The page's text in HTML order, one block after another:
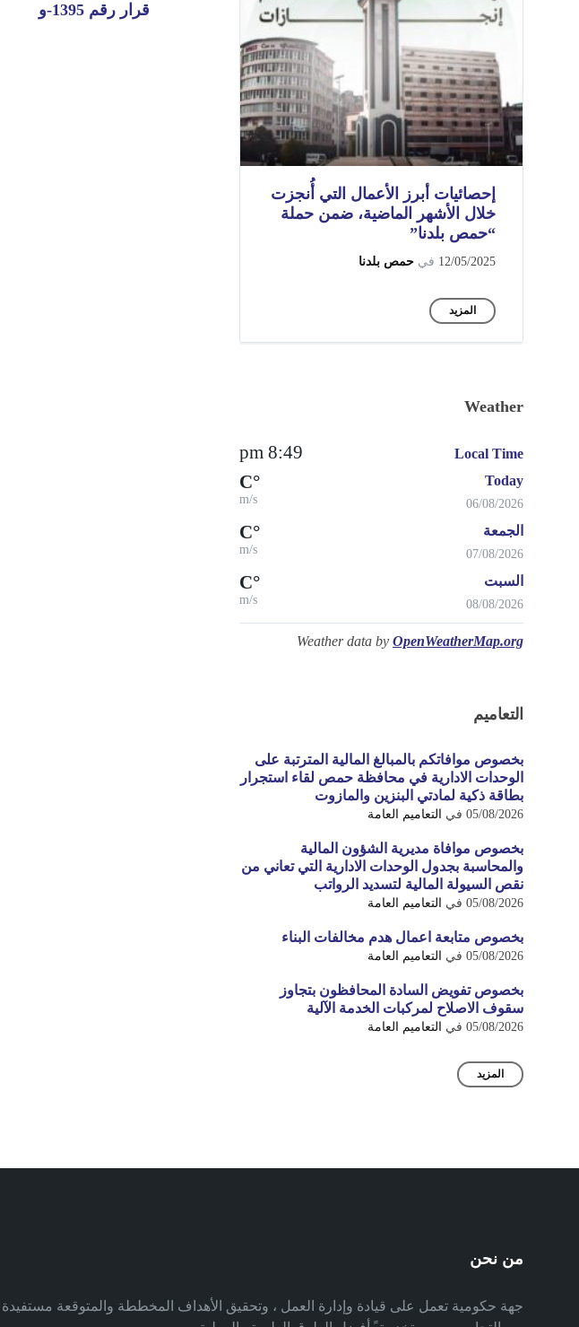
قرار رقم 1395-و
إحصائيات أبرز الأعمال التي أُنجزت
خلال الأشهر الماضية، ضمن حملة
“حمص بلدنا”
12/05/2025 في حمص بلدنا
المزيد
Weather
Local Time
8:49 pm
Today
06/08/2026
°C
m/s
الجمعة
07/08/2026
°C
m/s
السبت
08/08/2026
°C
m/s
Weather data by OpenWeatherMap.org
التعاميم
بخصوص موافاتكم بالمبالغ المالية المترتبة على
الوحدات الادارية في محافظة حمص لقاء استجرار
بطاقة ذكية لمادتي البنزين والمازوت
05/08/2026 في التعاميم العامة
بخصوص موافاة مديرية الشؤون المالية
والمحاسبة بجدول الوحدات الادارية التي تعاني من
نقص السيولة المالية لتسديد الرواتب
05/08/2026 في التعاميم العامة
بخصوص متابعة اعمال هدم مخالفات البناء
05/08/2026 في التعاميم العامة
بخصوص تفويض السادة المحافظون بتجاوز
سقوف الاصلاح لمركبات الخدمة الآلية
05/08/2026 في التعاميم العامة
المزيد
من نحن
جهة حكومية تعمل على قيادة وإدارة العمل ، وتحقيق الأهداف المخططة والمتوقعة مستفيدة